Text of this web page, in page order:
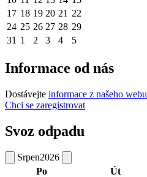
17 18 19 20 21 22
24 25 26 27 28 29
31 1 2 3 4 5
Informace od nás
Dostávejte informace z našeho webu
Chci se zaregistrovat
Svoz odpadu
Srpen2026
Po
Út